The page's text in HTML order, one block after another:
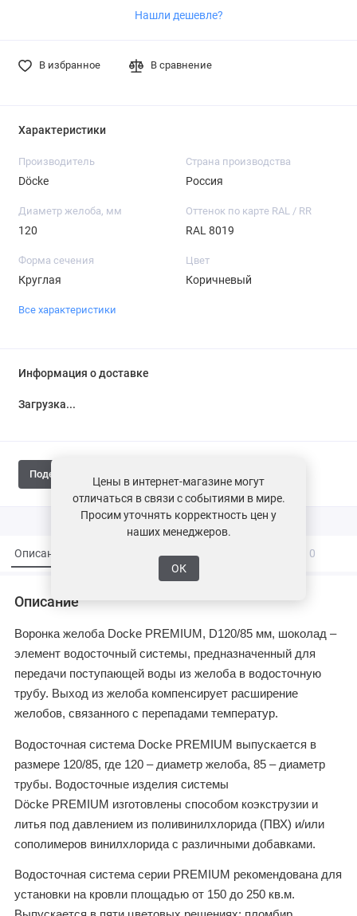
Нашли дешевле?
В избранное В сравнение
Характеристики
Производитель
Döcke
Страна производства
Россия
Диаметр желоба, мм
120
Оттенок по карте RAL / RR
RAL 8019
Форма сечения
Круглая
Цвет
Коричневый
Все характеристики
Информация о доставке
Загрузка...
Поделиться
Описание Характеристики 0
Описание
Воронка желоба Docke PREMIUM , D120/85 мм, шоколад –
элемент водосточный системы, предназначенный для
передачи поступающей воды из желоба в водосточную
трубу. Выход из желоба компенсирует расширение
желобов, связанного с перепадами температур.
Водосточная система Docke PREMIUM выпускается в
размере 120/85, где 120 – диаметр желоба, 85 – диаметр
трубы. Водосточные изделия системы
Döcke PREMIUM изготовлены способом коэкструзии и
литья под давлением из поливинилхлорида (ПВХ) и/или
сополимеров винилхлорида с различными добавками.
Водосточная система серии PREMIUM рекомендована для
установки на кровли площадью от 150 до 250 кв.м.
Цены в интернет-магазине могут
отличаться в связи с событиями в мире.
Просим уточнять корректность цен у
наших менеджеров.
ОК